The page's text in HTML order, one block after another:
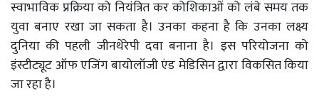
स्वाभाविक प्रक्रिया को नियंत्रित कर कोशिकाओं को लंबे समय तक
युवा बनाए रखा जा सकता है। उनका कहना है कि उनका लक्ष्य
दुनिया की पहली जीनथेरेपी दवा बनाना है। इस परियोजना को
इंस्टीट्यूट ऑफ एजिंग बायोलॉजी एंड मेडिसिन द्वारा विकसित किया
जा रहा है।